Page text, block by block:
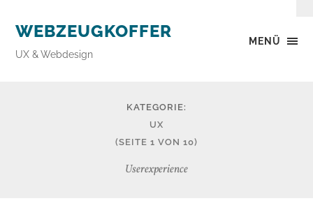
MENÜ
WEBZEUGKOFFER
UX & Webdesign
KATEGORIE:
UX
(SEITE 1 VON 10)
Userexperience